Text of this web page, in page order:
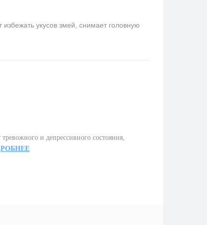
укусов змей, снимает головную
и депрессивного состояния,